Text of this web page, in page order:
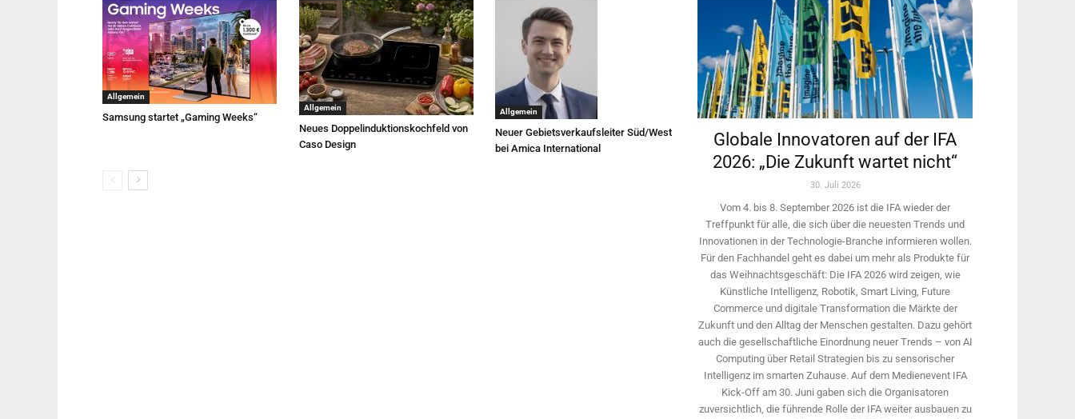
Allgemein
Samsung startet „Gaming Weeks“
Allgemein
Neues Doppelinduktionskochfeld von
Caso Design
Allgemein
Neuer Gebietsverkaufsleiter Süd/West
bei Amica International
Globale Innovatoren auf der IFA
2026: „Die Zukunft wartet nicht“
30. Juli 2026
Vom 4. bis 8. September 2026 ist die IFA wieder der
Treffpunkt für alle, die sich über die neuesten Trends und
Innovationen in der Technologie-­Branche informieren wollen.
Für den Fachhandel geht es dabei um mehr als Produkte für
das Weihnachtsgeschäft: Die IFA 2026 wird ­zeigen, wie
Künstliche Intelligenz, Robotik, Smart Living, Future
Commerce und digitale Trans­formation die Märkte der
Zukunft und den Alltag der Menschen gestalten. Dazu gehört
auch die gesellschaftliche Einordnung neuer Trends – von AI
Computing über Retail Strategien bis zu sensorischer
Intelligenz im smarten Zuhause. Auf dem Medien­event IFA
Kick-Off am 30. Juni gaben sich die Organisatoren
zuversichtlich, die führende Rolle der IFA weiter ausbauen zu